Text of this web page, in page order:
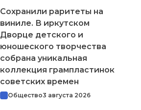
Сохранили раритеты на
виниле. В иркутском
Дворце детского и
юношеского творчества
собрана уникальная
коллекция грампластинок
советских времен
Общество3 августа 2026